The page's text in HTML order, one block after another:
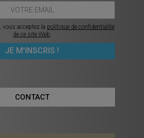
acceptez la politique de confidentialité
de ce site Web.
CONTACT